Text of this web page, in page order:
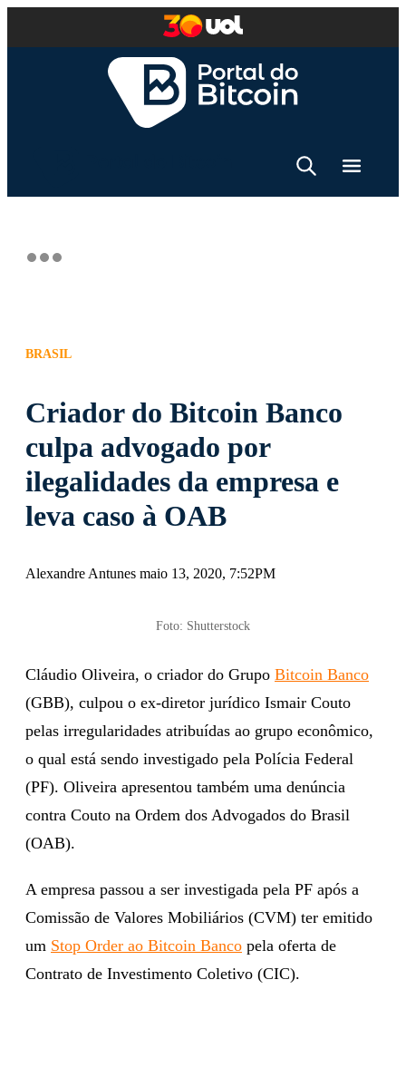
BRASIL
Criador do Bitcoin Banco
culpa advogado por
ilegalidades da empresa e
leva caso à OAB
Alexandre Antunes maio 13, 2020, 7:52PM
Foto: Shutterstock
Cláudio Oliveira, o criador do Grupo Bitcoin Banco
(GBB), culpou o ex-diretor jurídico Ismair Couto
pelas irregularidades atribuídas ao grupo econômico,
o qual está sendo investigado pela Polícia Federal
(PF). Oliveira apresentou também uma denúncia
contra Couto na Ordem dos Advogados do Brasil
(OAB).
A empresa passou a ser investigada pela PF após a
Comissão de Valores Mobiliários (CVM) ter emitido
um Stop Order ao Bitcoin Banco pela oferta de
Contrato de Investimento Coletivo (CIC).